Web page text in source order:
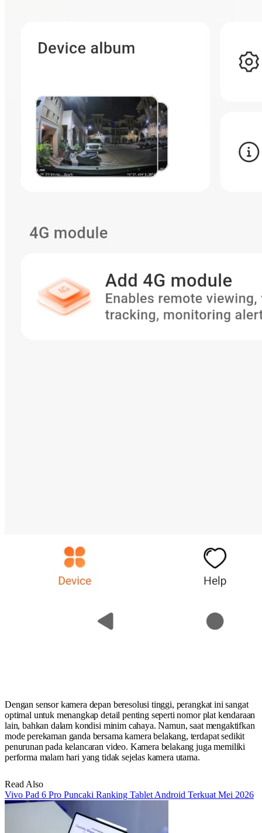
Dengan sensor kamera depan beresolusi tinggi, perangkat ini sangat
optimal untuk menangkap detail penting seperti nomor plat kendaraan
lain, bahkan dalam kondisi minim cahaya. Namun, saat mengaktifkan
mode perekaman ganda bersama kamera belakang, terdapat sedikit
penurunan pada kelancaran video. Kamera belakang juga memiliki
performa malam hari yang tidak sejelas kamera utama.
Read Also
Vivo Pad 6 Pro Puncaki Ranking Tablet Android Terkuat Mei 2026